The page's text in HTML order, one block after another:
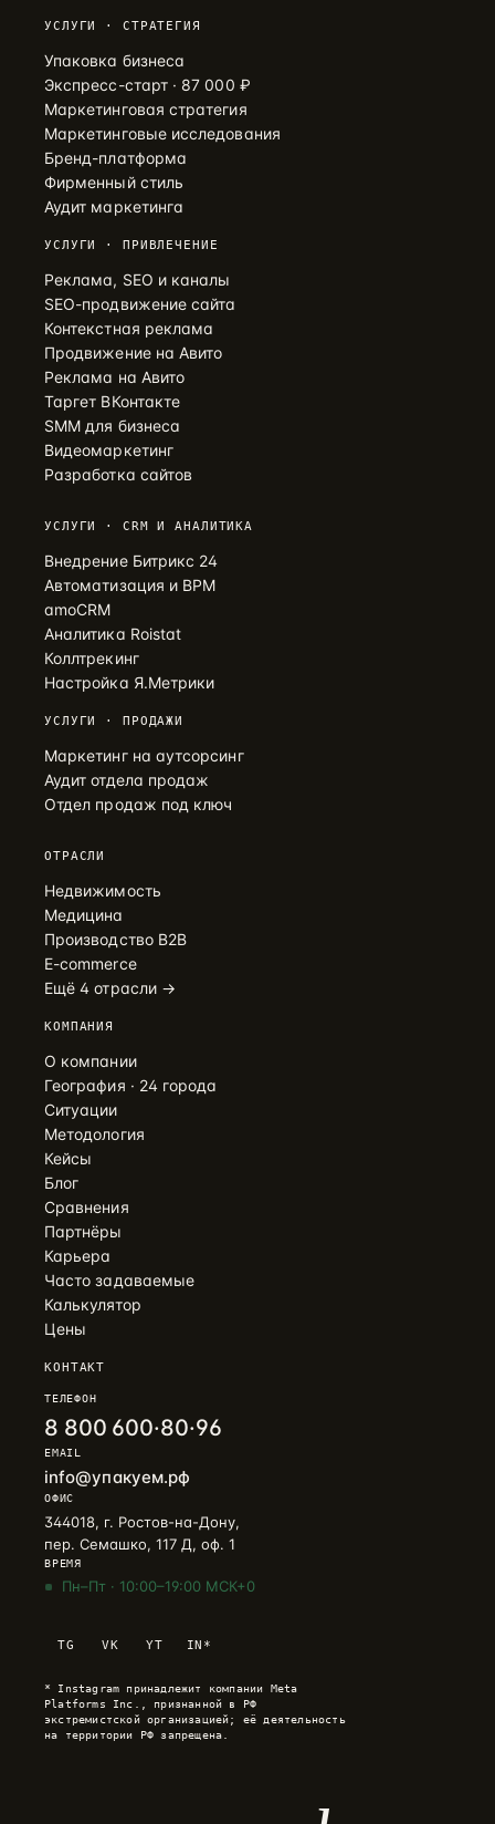
УСЛУГИ · СТРАТЕГИЯ
Упаковка бизнеса
Экспресс-старт · 87 000 ₽
Маркетинговая стратегия
Маркетинговые исследования
Бренд-платформа
Фирменный стиль
Аудит маркетинга
УСЛУГИ · ПРИВЛЕЧЕНИЕ
Реклама, SEO и каналы
SEO-продвижение сайта
Контекстная реклама
Продвижение на Авито
Реклама на Авито
Таргет ВКонтакте
SMM для бизнеса
Видеомаркетинг
Разработка сайтов
УСЛУГИ · CRM И АНАЛИТИКА
Внедрение Битрикс 24
Автоматизация и BPM
amoCRM
Аналитика Roistat
Коллтрекинг
Настройка Я.Метрики
УСЛУГИ · ПРОДАЖИ
Маркетинг на аутсорсинг
Аудит отдела продаж
Отдел продаж под ключ
ОТРАСЛИ
Недвижимость
Медицина
Производство B2B
E-commerce
Ещё 4 отрасли →
КОМПАНИЯ
О компании
География · 24 города
Ситуации
Методология
Кейсы
Блог
Сравнения
Партнёры
Карьера
Часто задаваемые
Калькулятор
Цены
КОНТАКТ
ТЕЛЕФОН
8 800 600·80·96
EMAIL
info@упакуем.рф
ОФИС
344018, г. Ростов-на-Дону,
пер. Семашко, 117 Д, оф. 1
ВРЕМЯ
Пн–Пт · 10:00–19:00 МСК+0
TG VK YT IN*
* Instagram принадлежит компании Meta
Platforms Inc., признанной в РФ
экстремистской организацией; её деятельность
на территории РФ запрещена.
+7 905 456-75-58 · ОТВЕТИМ В ТЕЧЕНИЕ ЧАСА
WhatsApp
+7 905 456-75-58 · С 9 ДО 21 МСК